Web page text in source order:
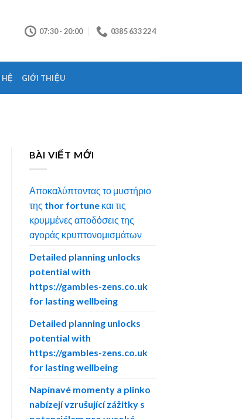
07:30 - 20:00 0385 633 224
HỆ GIỚI THIỆU
BÀI VIẾT MỚI
Αποκαλύπτοντας το μυστήριο
της thor fortune και τις
κρυμμένες αποδόσεις της
αγοράς κρυπτονομισμάτων
Detailed planning unlocks
potential with
https://gambles-zens.co.uk
for lasting wellbeing
Detailed planning unlocks
potential with
https://gambles-zens.co.uk
for lasting wellbeing
Napínavé momenty a plinko
nabízejí vzrušující zážitky s